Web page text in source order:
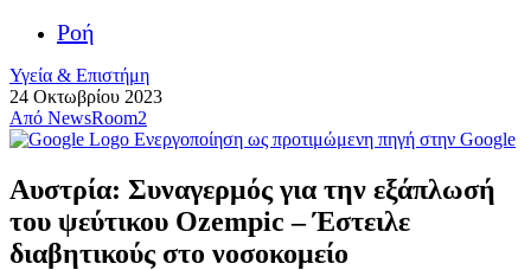
Ροή
Υγεία & Επιστήμη
24 Οκτωβρίου 2023
Από NewsRoom2
Ενεργοποίηση ως προτιμώμενη πηγή στην Google
Αυστρία: Συναγερμός για την εξάπλωσή
του ψεύτικου Ozempic – Έστειλε
διαβητικούς στο νοσοκομείο